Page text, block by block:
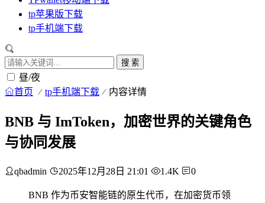
tp苹果版下载
tp手机端下载
搜 索
昼/夜
首页 tp手机端下载 内容详情
BNB 与 ImToken，加密世界的关键角色
与协同发展
qbadmin 2025年12月28日 21:01 1.4K 0
BNB 作为币安智能链的原生代币，在加密货币领